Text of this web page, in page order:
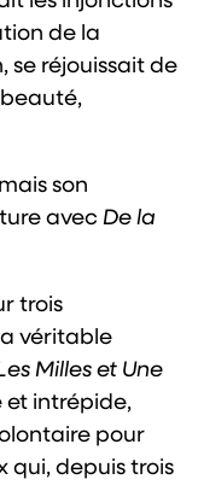
de la
se réjouissait de
son
avec De la
trois
véritable
Milles et Une
et intrépide,
pour
qui, depuis trois